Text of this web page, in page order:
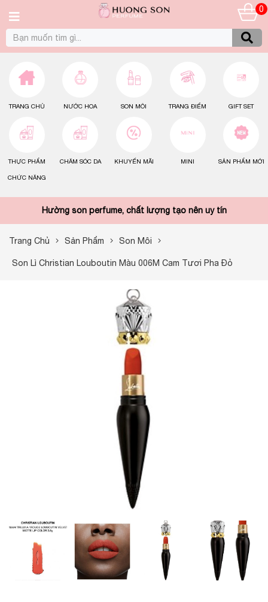
0
TRANG CHỦ NƯỚC HOA SON MÔI TRANG ĐIỂM GIFT SET
THỰC PHẨM
CHỨC NĂNG
CHĂM SÓC DA KHUYẾN MÃI MINI SẢN PHẨM MỚI
Hường son perfume, chất lượng tạo nên uy tín
Trang Chủ Sản Phẩm Son Môi
Son Lì Christian Louboutin Màu 006M Cam Tươi Pha Đỏ